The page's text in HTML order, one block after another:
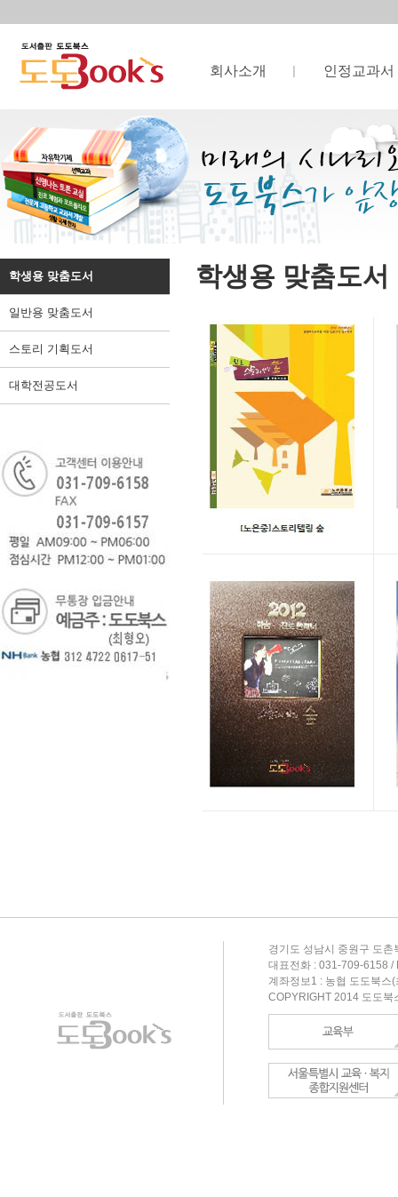
회사소개 인정교과서
학생용 맞춤도서
일반용 맞춤도서
스토리 기획도서
대학전공도서
학생용 맞춤도서
경기도 성남시 중원구 도촌
대표전화 : 031-709-6158 /
계좌정보1 : 농협 도도북
COPYRIGHT 2014 도도북